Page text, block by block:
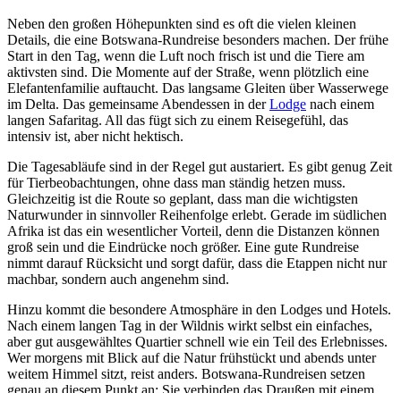
Neben den großen Höhepunkten sind es oft die vielen kleinen
Details, die eine Botswana-Rundreise besonders machen. Der frühe
Start in den Tag, wenn die Luft noch frisch ist und die Tiere am
aktivsten sind. Die Momente auf der Straße, wenn plötzlich eine
Elefantenfamilie auftaucht. Das langsame Gleiten über Wasserwege
im Delta. Das gemeinsame Abendessen in derLodge nach einem
langen Safaritag. All das fügt sich zu einem Reisegefühl, das
intensiv ist, aber nicht hektisch.
Die Tagesabläufe sind in der Regel gut austariert. Es gibt genug Zeit
für Tierbeobachtungen, ohne dass man ständig hetzen muss.
Gleichzeitig ist die Route so geplant, dass man die wichtigsten
Naturwunder in sinnvoller Reihenfolge erlebt. Gerade im südlichen
Afrika ist das ein wesentlicher Vorteil, denn die Distanzen können
groß sein und die Eindrücke noch größer. Eine gute Rundreise
nimmt darauf Rücksicht und sorgt dafür, dass die Etappen nicht nur
machbar, sondern auch angenehm sind.
Hinzu kommt die besondere Atmosphäre in den Lodges und Hotels.
Nach einem langen Tag in der Wildnis wirkt selbst ein einfaches,
aber gut ausgewähltes Quartier schnell wie ein Teil des Erlebnisses.
Wer morgens mit Blick auf die Natur frühstückt und abends unter
weitem Himmel sitzt, reist anders. Botswana-Rundreisen setzen
genau an diesem Punkt an: Sie verbinden das Draußen mit einem